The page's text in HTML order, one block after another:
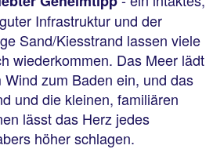
Infrastruktur und der
Sand/Kiesstrand lassen viele
wiederkommen. Das Meer lädt
zum Baden ein, und das
und die kleinen, familiären
lässt das Herz jedes
höher schlagen.